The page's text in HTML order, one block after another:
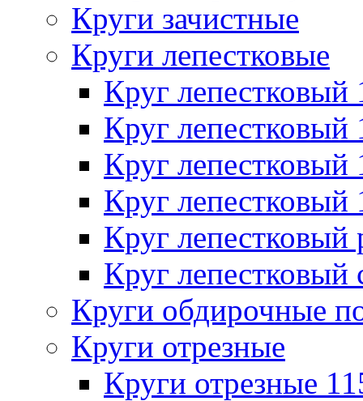
Круги зачистные
Круги лепестковые
Круг
Круг
Круг
Круг
Круг лепестковый
Круг лепестковый
Круги обдирочные
Круги отрезные
Круги отрезные